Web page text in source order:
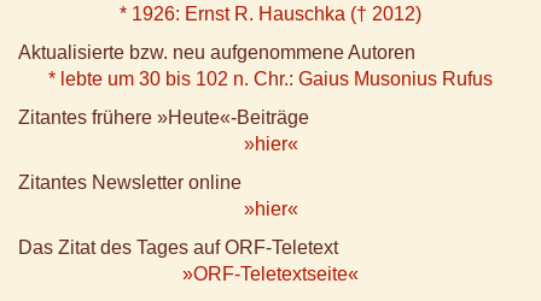
* 1926: Ernst R. Hauschka († 2012)
Aktualisierte bzw. neu aufgenommene Autoren
* lebte um 30 bis 102 n. Chr.: Gaius Musonius Rufus
Zitantes frühere »Heute«-Beiträge
»hier«
Zitantes Newsletter online
»hier«
Das Zitat des Tages auf ORF-Teletext
»ORF-Teletextseite«